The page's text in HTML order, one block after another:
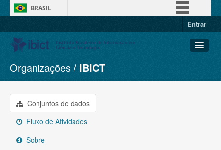
BRASIL
Entrar
Conjuntos de dados
Organizações
Grupos
Sobre
Organizações IBICT
Conjuntos de dados
Fluxo de Atividades
Sobre